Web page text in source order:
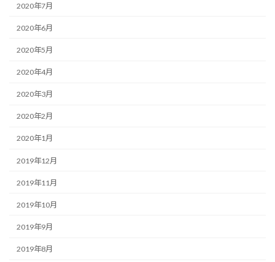
2020年7月
2020年6月
2020年5月
2020年4月
2020年3月
2020年2月
2020年1月
2019年12月
2019年11月
2019年10月
2019年9月
2019年8月